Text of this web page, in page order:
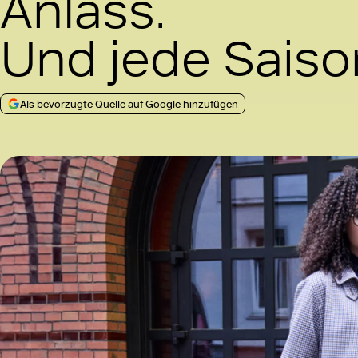
Und jede
Als bevorzugte Quelle auf Google hinzufügen